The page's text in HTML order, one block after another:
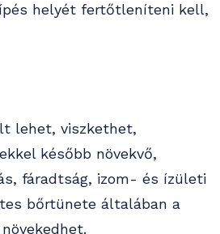
helyét fertőtleníteni kell,
lehet, viszkethet,
később növekvő,
fáradtság, izom- és ízületi
bőrtünete általában a